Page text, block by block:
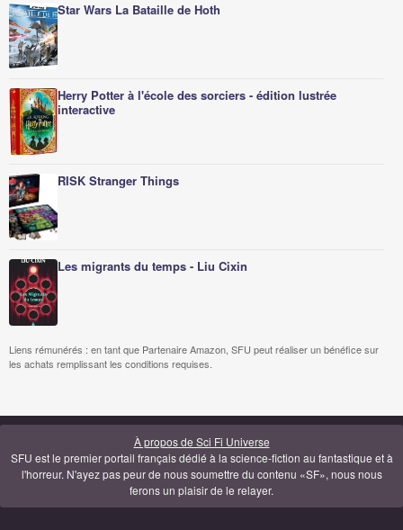
Star Wars La Bataille de Hoth
Herry Potter à l'école des sorciers - édition lustrée
interactive
RISK Stranger Things
Les migrants du temps - Liu Cixin
Liens rémunérés : en tant que Partenaire Amazon, SFU peut réaliser un bénéfice sur
les achats remplissant les conditions requises.
À propos de Sci Fi Universe
SFU est le premier portail français dédié à la science-fiction au fantastique et à
l'horreur. N'ayez pas peur de nous soumettre du contenu «SF», nous nous
ferons un plaisir de le relayer.